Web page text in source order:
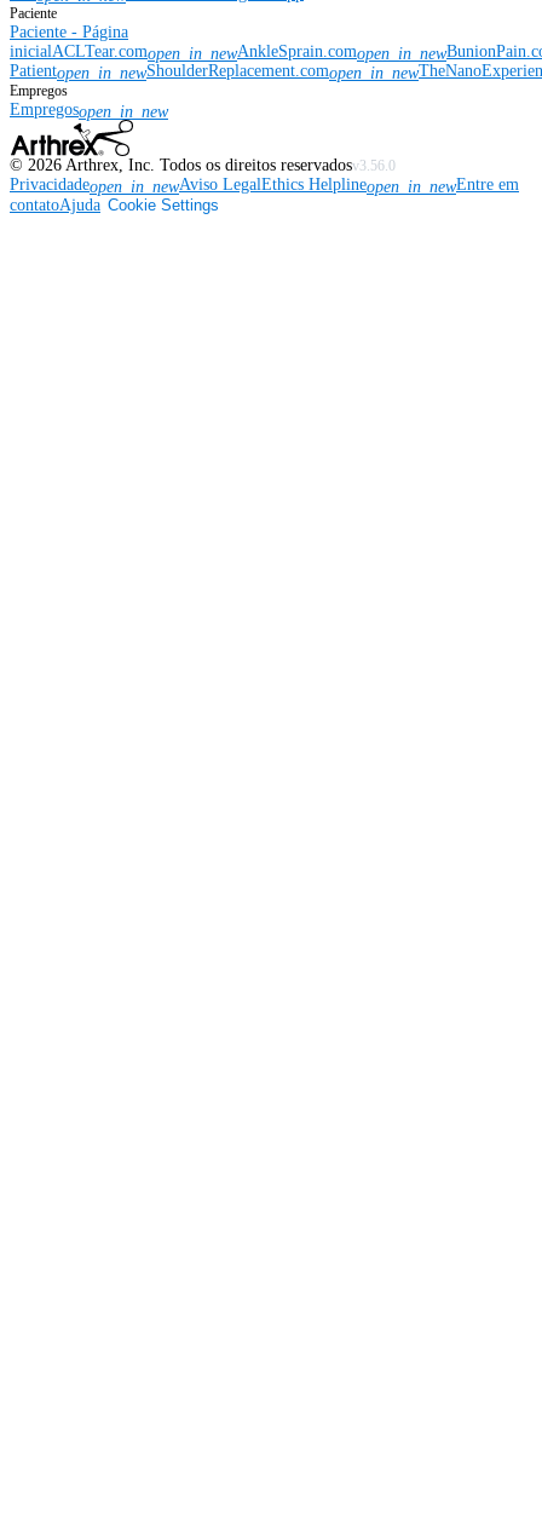
Paciente
Paciente - Página
inicialACLTear.comopen_in_newAnkleSprain.comopen_in_new
Patientopen_in_newShoulderReplacement.comopen_in_new
Empregos
Empregosopen_in_new
© 2026 Arthrex, Inc. Todos os direitos reservadosv3.56.0
Privacidadeopen_in_newAviso LegalEthics Helplineopen_in_newEntre em
contatoAjuda Cookie Settings